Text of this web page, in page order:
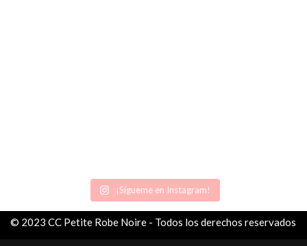
¡Sígueme en Instagram!
© 2023 CC Petite Robe Noire - Todos los derechos reservados